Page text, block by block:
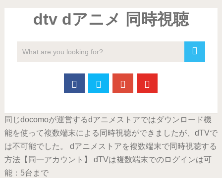
dtv dアニメ 同時視聴
同じdocomoが運営するdアニメストアではダウンロード機
能を使って複数端末による同時視聴ができましたが、dTVで
は不可能でした。 dアニメストアを複数端末で同時視聴する
方法【同一アカウント】 dTVは複数端末でのログインは可
能：5台まで